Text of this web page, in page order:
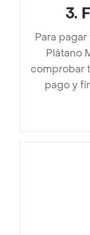
3.
Para
Plátano
comprobar
pago y